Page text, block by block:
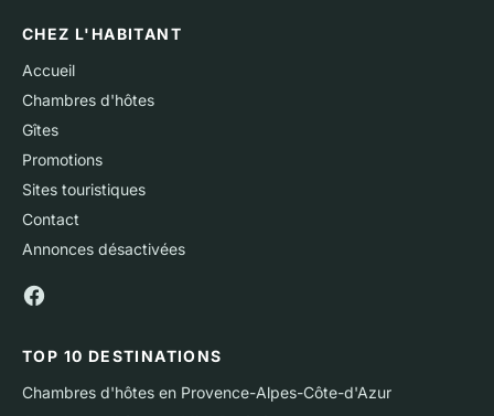
CHEZ L'HABITANT
Accueil
Chambres d'hôtes
Gîtes
Promotions
Sites touristiques
Contact
Annonces désactivées
TOP 10 DESTINATIONS
Chambres d'hôtes en Provence-Alpes-Côte-d'Azur